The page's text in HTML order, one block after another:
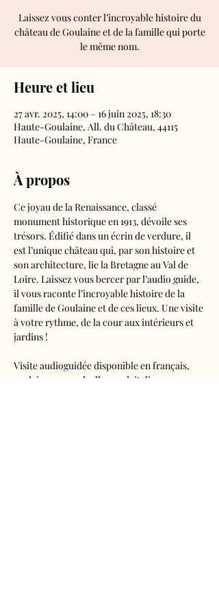
Laissez vous conter l’incroyable histoire du
château de Goulaine et de la famille qui porte
le même nom.
Heure et lieu
27 avr. 2025, 14:00 – 16 juin 2025, 18:30
Haute-Goulaine, All. du Château, 44115
Haute-Goulaine, France
À propos
Ce joyau de la Renaissance, classé
monument historique en 1913, dévoile ses
trésors. Édifié dans un écrin de verdure, il
est l’unique château qui, par son histoire et
son architecture, lie la Bretagne au Val de
Loire. Laissez vous bercer par l’audio guide,
il vous raconte l’incroyable histoire de la
famille de Goulaine et de ces lieux. Une visite
à votre rythme, de la cour aux intérieurs et
jardins !
Visite audioguidée disponible en français,
anglais, espagnol, allemand, italien,